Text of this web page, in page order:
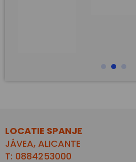
LOCATIE SPANJE
JÁVEA, ALICANTE
T: 0884253000